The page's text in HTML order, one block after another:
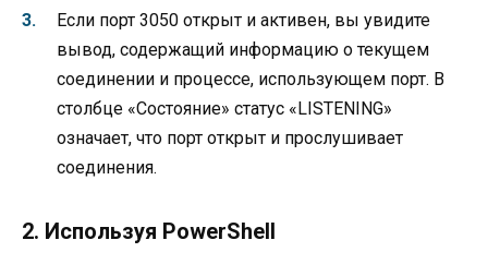
Если порт 3050 открыт и активен, вы увидите
вывод, содержащий информацию о текущем
соединении и процессе, использующем порт. В
столбце «Состояние» статус «LISTENING»
означает, что порт открыт и прослушивает
соединения.
2. Используя PowerShell